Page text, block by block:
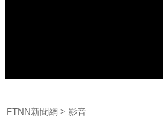
FTNN新聞網 影音